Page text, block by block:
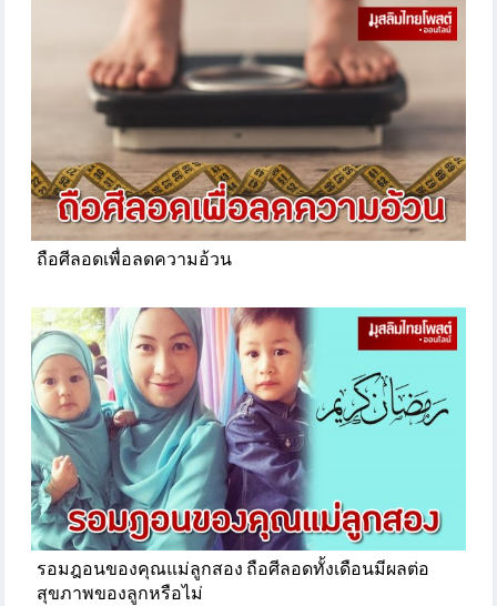
ถือศีลอดเพื่อลดความอ้วน
รอมฎอนของคุณแม่ลูกสอง ถือศีลอดทั้งเดือนมีผลต่อ
สุขภาพของลูกหรือไม่